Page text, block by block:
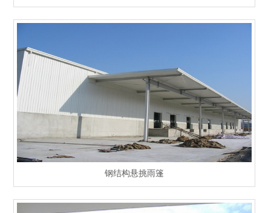
钢结构悬挑雨篷